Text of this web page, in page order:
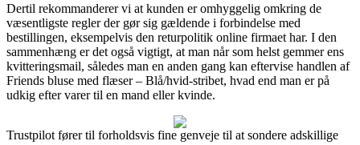
Dertil rekommanderer vi at kunden er omhyggelig omkring de
væsentligste regler der gør sig gældende i forbindelse med
bestillingen, eksempelvis den returpolitik online firmaet har. I den
sammenhæng er det også vigtigt, at man når som helst gemmer ens
kvitteringsmail, således man en anden gang kan eftervise handlen af
Friends bluse med flæser – Blå/hvid-stribet, hvad end man er på
udkig efter varer til en mand eller kvinde.
Trustpilot fører til forholdsvis fine genveje til at sondere adskillige